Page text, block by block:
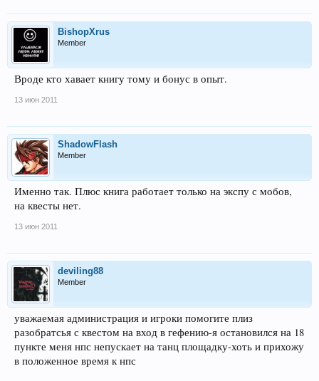
BishopXrus
Member
Вроде кто хавает книгу тому и бонус в опыт.
13 июн 2011
ShadowFlash
Member
Именно так. Плюс книга работает только на экспу с мобов,
на квесты нет.
13 июн 2011
deviling88
Member
уважаемая администрация и игроки помогите плиз
разобратсья с квестом на вход в гефению-я остановился на 18
пункте меня нпс непускает на танц площадку-хоть и прихожу
в положенное время к нпс